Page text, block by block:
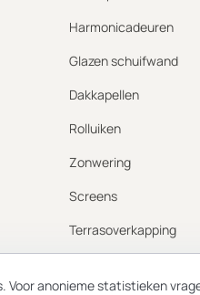
Harmonicadeuren
Glazen schuifwand
Dakkapellen
Rolluiken
Zonwering
Screens
Terrasoverkapping
Voor anonieme statistieken